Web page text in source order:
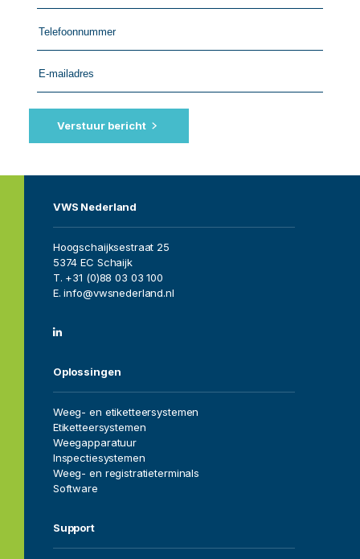
Vacatures
Over ons
Oplossingen
fax
Verstuur bericht
VWS Nederland
Hoogschaijksestraat 25
5374 EC Schaijk
T. +31 (0)88 03 03 100
E. info@vwsnederland.nl
Oplossingen
Weeg- en etiketteersystemen
Etiketteersystemen
Weegapparatuur
Inspectiesystemen
Weeg- en registratieterminals
Software
Support